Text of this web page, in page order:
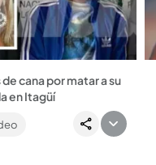
cana por matar a su
en Itagüí
años le disparó a su
que ella se negara a